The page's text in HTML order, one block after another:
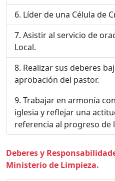
Líder de una Célula de
Asistir al servicio de
Local.
Realizar sus deberes
aprobación del pastor.
Trabajar en armonía
iglesia y reflejar una
referencia al progreso de
Deberes y
Ministerio de Limpieza.